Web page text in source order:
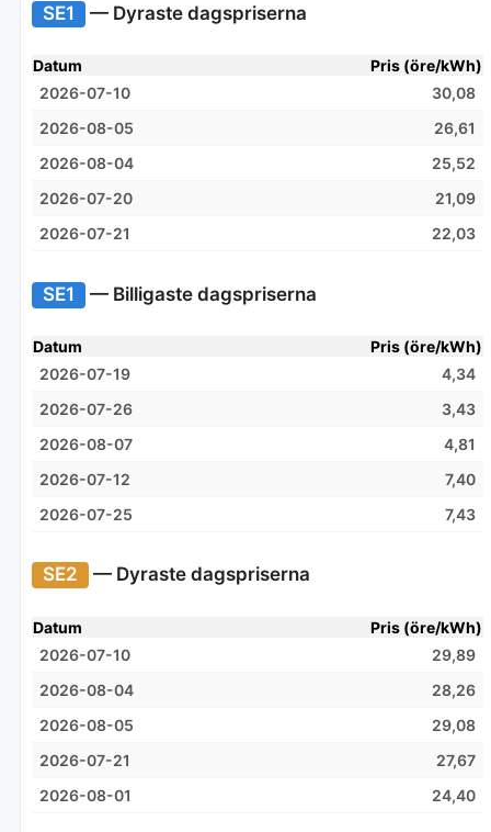
SE1 — Dyraste dagspriserna
Datum
Pris (öre/kWh)
2026-07-10
30,08
2026-08-05
26,61
2026-08-04
25,52
2026-07-20
21,09
2026-07-21
22,03
SE1 — Billigaste dagspriserna
Datum
Pris (öre/kWh)
2026-07-19
4,34
2026-07-26
3,43
2026-08-07
4,81
2026-07-12
7,40
2026-07-25
7,43
SE2 — Dyraste dagspriserna
Datum
Pris (öre/kWh)
2026-07-10
29,89
2026-08-04
28,26
2026-08-05
29,08
2026-07-21
27,67
2026-08-01
24,40